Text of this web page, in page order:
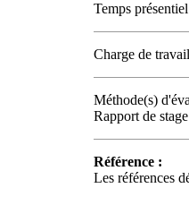
Temps
Charge de
Méthode(s)
Rapport de stage
Référence :
Les références